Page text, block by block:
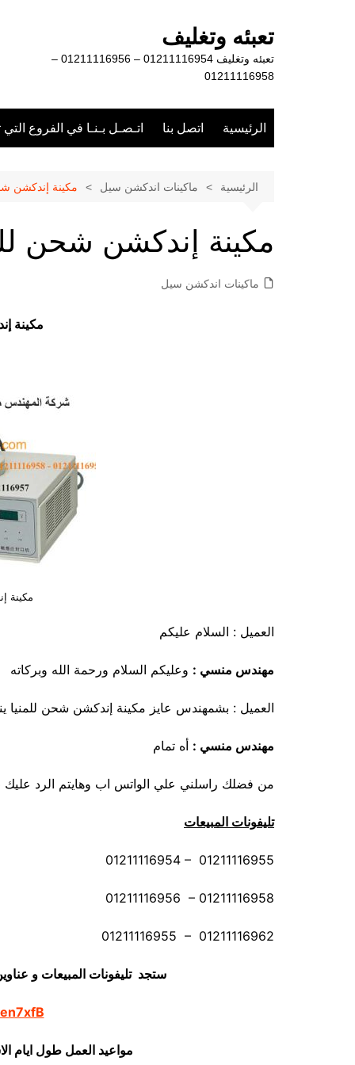
تعبئه وتغليف
تعبئه وتغليف 01211116954 – 01211116956 –
01211116958
الرئيسية اتصل بنا اتـصـل بـنـا في الفروع
الرئيسية ماكينات اندكشن سيل مكينة إندكشن
مكينة إندكشن شحن
ماكينات اندكشن سيل
مكينة
مكينة
العميل : السلام عليكم
مهندس منسي : وعليكم السلام ورحمة الله وبركاته
العميل : بشمهندس عايز مكينة إندكشن شحن للمنيا
مهندس منسي : أه تمام
من فضلك راسلني علي الواتس اب وهايتم الرد عليك
تليفونات المبيعات
01211116954 – 01211116955
01211116956 – 01211116958
01211116955 – 01211116962
ستجد تليفونات المبيعات و
مواعيد العمل طول ايام